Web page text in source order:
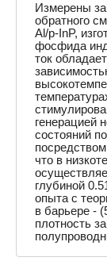
Измерены
обратного
Al/p-InP,
фосфида
ток
генерацией
состояний
что в
глубиной
опыта с
в барьере -
плотность